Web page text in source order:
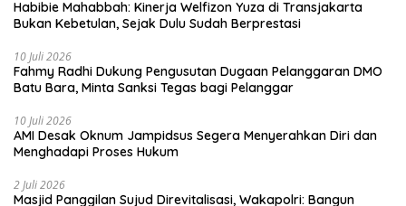
Habibie Mahabbah: Kinerja Welfizon Yuza di Transjakarta
Bukan Kebetulan, Sejak Dulu Sudah Berprestasi
10 Juli 2026
Fahmy Radhi Dukung Pengusutan Dugaan Pelanggaran DMO
Batu Bara, Minta Sanksi Tegas bagi Pelanggar
10 Juli 2026
AMI Desak Oknum Jampidsus Segera Menyerahkan Diri dan
Menghadapi Proses Hukum
2 Juli 2026
Masjid Panggilan Sujud Direvitalisasi, Wakapolri: Bangun